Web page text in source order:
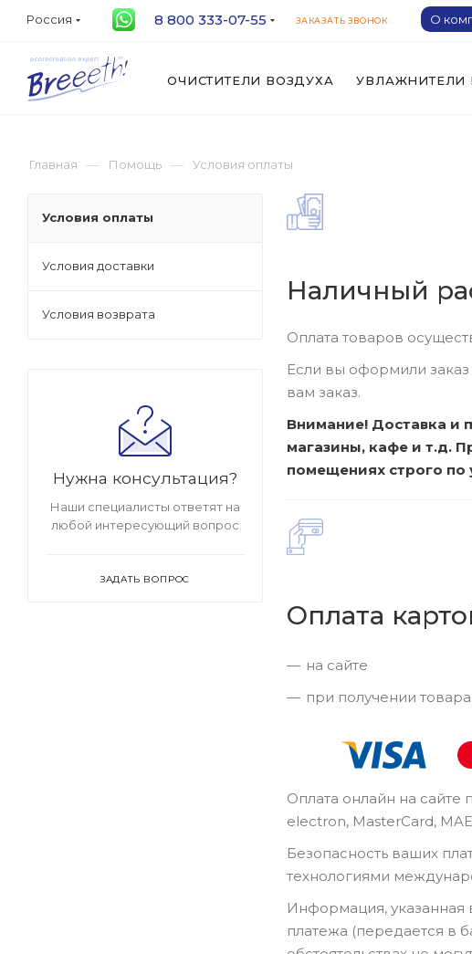
Россия 8 800 333-07-55 ЗАКАЗАТЬ ЗВОНОК О
ОЧИСТИТЕЛИ ВОЗДУХА УВЛАЖНИТЕЛИ
Главная — Помощь — Условия оплаты
Наличный
Оплата товаров
Если вы оформили заказ
вам заказ.
Внимание! Доставка и
магазины, кафе и т.д.
помещениях строго по
Оплата
на сайте
при получении
Оплата онлайн на сайте
electron, MasterCard,
Безопасность ваших
технологиями
Информация, указанная
платежа (передается в
Условия оплаты
Условия доставки
Условия возврата
Нужна консультация?
Наши специалисты ответят на
любой интересующий вопрос
ЗАДАТЬ ВОПРОС